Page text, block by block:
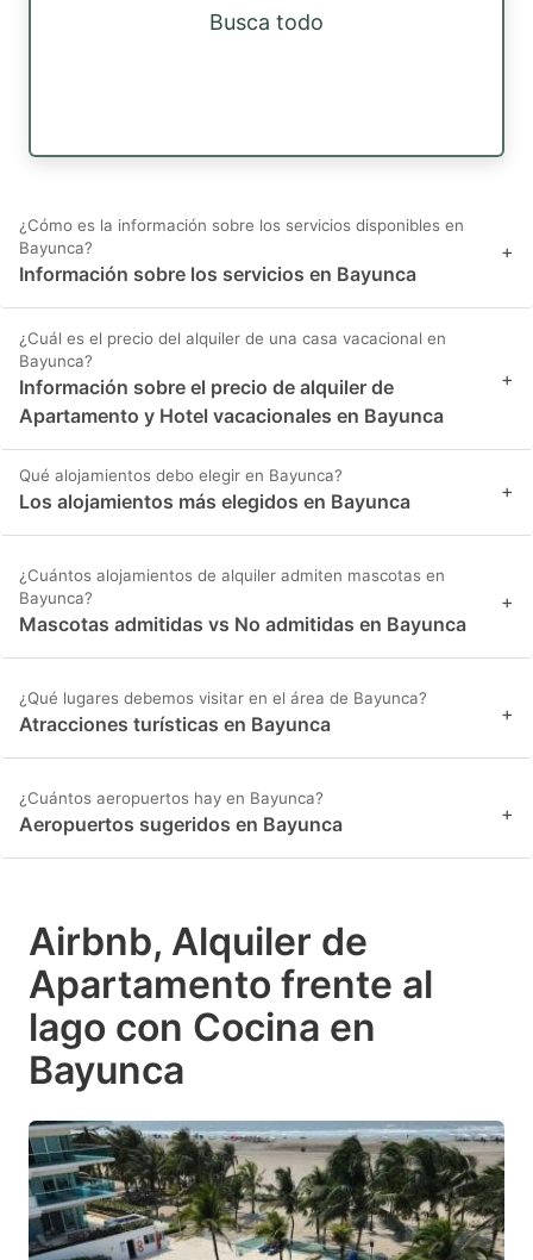
Busca todo
¿Cómo es la información sobre los servicios disponibles en
Bayunca?
Información sobre los servicios en Bayunca
+
¿Cuál es el precio del alquiler de una casa vacacional en
Bayunca?
Información sobre el precio de alquiler de
Apartamento y Hotel vacacionales en Bayunca
+
Qué alojamientos debo elegir en Bayunca?
Los alojamientos más elegidos en Bayunca +
¿Cuántos alojamientos de alquiler admiten mascotas en
Bayunca?
Mascotas admitidas vs No admitidas en Bayunca
+
¿Qué lugares debemos visitar en el área de Bayunca?
Atracciones turísticas en Bayunca +
¿Cuántos aeropuertos hay en Bayunca?
Aeropuertos sugeridos en Bayunca +
Airbnb, Alquiler de
Apartamento frente al
lago con Cocina en
Bayunca